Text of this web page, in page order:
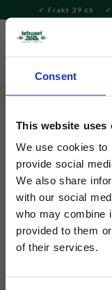
Consent
This website uses
We use cookies to
provide social
We also share
with our social
who may combine
provided to them
of their services.
Meny
Frakt 39 KR
Te Löste Vitt te
Tehuset Java
Spirulina
2 Betyg
Ett mjukt vitt te med
kungljusblomma och
antioxiander och